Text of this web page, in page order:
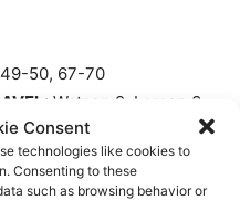
Consent
technologies like cookies to
Consenting to these
such as browsing behavior or
50, 67-70
: Watson 9, Lemon 3
14 (1), Γόντικας 1,
Νικολαΐδης, Γκίκας 2.